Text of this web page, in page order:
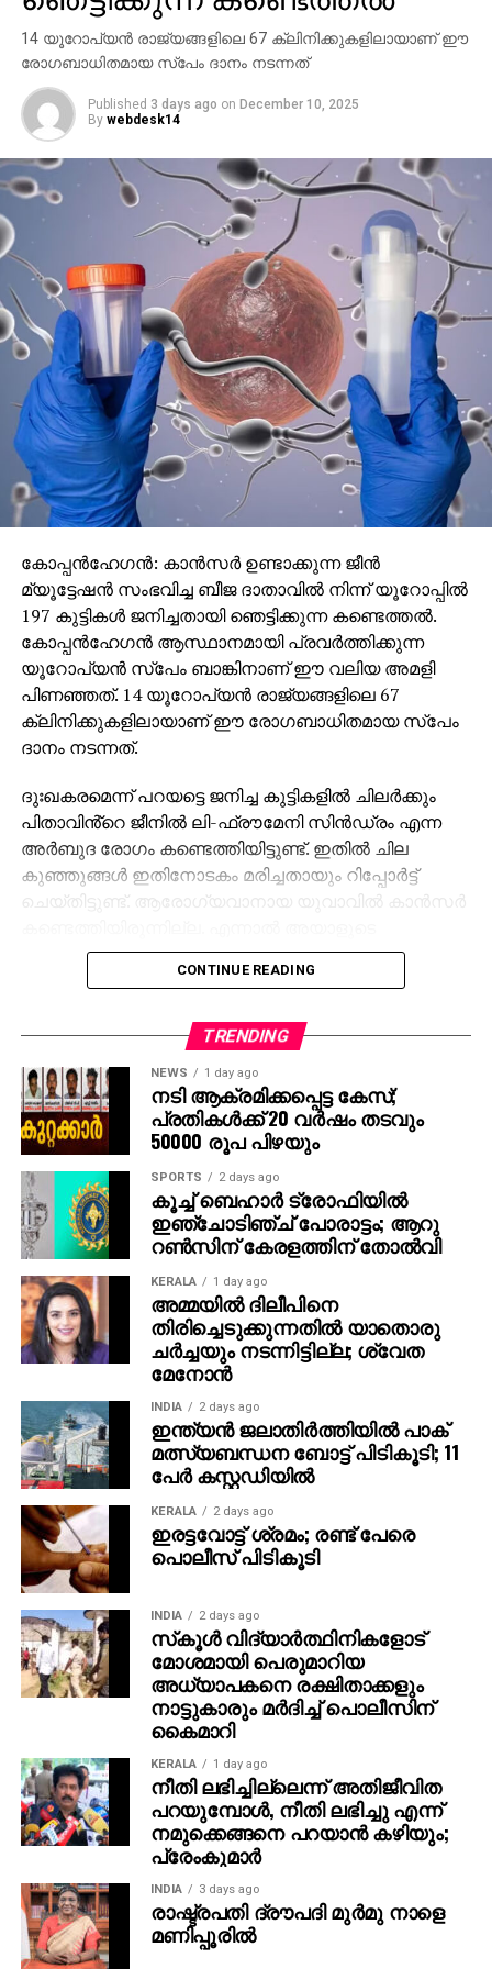
14 യൂറോപ്യൻ രാജ്യങ്ങളിലെ 67 ക്ലിനിക്കുകളിലായാണ് ഈ
രോഗബാധിതമായ സ്പേം ദാനം നടന്നത്
Published 3 days ago on December 10, 2025
By webdesk14
കോപ്പൻഹേഗൻ: കാൻസർ ഉണ്ടാക്കുന്ന ജീൻ
മ്യൂട്ടേഷൻ സംഭവിച്ച ബീജ ദാതാവിൽ നിന്ന് യൂറോപ്പിൽ
197 കുട്ടികൾ ജനിച്ചതായി ഞെട്ടിക്കുന്ന കണ്ടെത്തൽ.
കോപ്പൻഹേഗൻ ആസ്ഥാനമായി പ്രവർത്തിക്കുന്ന
യൂറോപ്യൻ സ്പേം ബാങ്കിനാണ് ഈ വലിയ അമളി
പിണഞ്ഞത്. 14 യൂറോപ്യൻ രാജ്യങ്ങളിലെ 67
ക്ലിനിക്കുകളിലായാണ് ഈ രോഗബാധിതമായ സ്പേം
ദാനം നടന്നത്.
ദുഃഖകരമെന്ന് പറയട്ടെ ജനിച്ച കുട്ടികളിൽ ചിലർക്കും
പിതാവിൻ്റെ ജീനിൽ ലി-ഫ്രൗമേനി സിൻഡ്രം എന്ന
അർബുദ രോഗം കണ്ടെത്തിയിട്ടുണ്ട്. ഇതിൽ ചില
കുഞ്ഞുങ്ങൾ ഇതിനോടകം മരിച്ചതായും റിപ്പോർട്ട്
ചെയ്തിട്ടുണ്ട്. ആരോഗ്യവാനായ യുവാവിൽ കാൻസർ
കോശത്തിൽ ജനിതകപരമായി കാൻസർ ഉണ്ടാകുന്ന
ജനിതക വ്യതിയാനം മുൻകൂട്ടി കണ്ടെത്താനാകാത്തത്
വീഴ്ചയാണ്.
സ്പേം ദാതാവിൽ നിന്നും ബീജം സ്വീകരിക്കുമ്പോൾ
നടത്തുന്ന സാധാരണ ജനിതക പരിശോധനകളിൽ
കണ്ടെത്താനാകാത്ത അസുഖമാണിതെന്നാണ്
വിലയിരുത്തൽ. ബിബിസി ഉൾപ്പെടെയുള്ള 14
പൊതുമേഖലാ ചാനലുകൾ യൂറോപ്യൻ സ്പേം
ബാങ്കുമായി സംയുക്തമായി നടത്തിയ
അന്വേഷണത്തിലാണ് ഈ ഞെട്ടിക്കുന്ന സംഭവം
വെളിച്ചത്ത് വന്നത്.
2005ൽ വിദ്യാർഥിയായിരിക്കെ ബീജ ദാനം ചെയ്യാൻ
തുടങ്ങിയ അജ്ഞാതനായ ഒരു ദാതാവിൽ നിന്നാണ് 20
ശതമാനം വരെ കാൻസർ ബാധിതമായ ബീജം നിരവധി
വർഷത്തിനിടയിൽ നിരവധി പേർക്ക് കുട്ടികളുണ്ടാകാൻ
രോഗിയായ ഈ യുവാവിൻ്റെ ബീജം
ഉപയോഗിച്ചിരുന്നു. ആരോഗ്യവാനായ യുവാവ്
സ്‌ക്രീനിംഗ് ടെസ്റ്റുകൾ വിജയിച്ചിരുന്നു.
ജനനത്തിനു മുമ്പ് അദ്ദേഹത്തിൻ്റെ ചില കോശങ്ങളിൽ
ഒരു മ്യൂട്ടേഷൻ സംഭവിച്ചിരുന്നു. അസാധാരണമായ
കോശ വളർച്ച നിയന്ത്രിക്കുന്നതിലൂടെ കാൻസർ
വികസിക്കുന്നതിൽ നിന്ന് ശരീരത്തെ സംരക്ഷിക്കാൻ
സഹായിക്കുന്ന ഒരു സുപ്രധാന ജീൻ ആയ ടിപി53
എന്ന ജീനിനെ ഈ മ്യൂട്ടേഷൻ ബാധിച്ചു.
അയാളുടെ ശരീരത്തിൽ മറ്റെവിടെയും മ്യൂട്ടേഷൻ
ചെയ്യപ്പെട്ട ടിപി53 ജീൻ സാന്നിധ്യം
ഉണ്ടായിരുന്നില്ലെങ്കിലും, അയാളുടെ ബീജത്തിൽ 20%
വരെ മ്യൂട്ടേഷൻ സംഭവിച്ച ജീനുകൾ ഉണ്ടായിരുന്നു.
ഈ ബാധിച്ച ബീജങ്ങളിൽ ഒന്നിൽ നിന്നാണ് ഒരു കുട്ടി
ഗർഭം ധരിക്കുന്നതെങ്കിൽ ആ കുട്ടിയുടെ ശരീരത്തിലെ
എല്ലാ കോശങ്ങളിലും മ്യൂട്ടേഷൻ സംഭവിക്കാം.
ഇത് കുഞ്ഞുങ്ങളിൽ അർബുദങ്ങൾക്കുള്ള സാധ്യത
CONTINUE READING
TRENDING
NEWS 1 day ago
നടി ആക്രമിക്കപ്പെട്ട കേസ്;
പ്രതികള്‍ക്ക് 20 വര്‍ഷം തടവും
50000 രൂപ പിഴയും
SPORTS 2 days ago
കൂച്ച് ബെഹാര്‍ ട്രോഫിയില്‍
ഇഞ്ചോടിഞ്ച് പോരാട്ടം; ആറു
റണ്‍സിന് കേരളത്തിന് തോല്‍വി
KERALA 1 day ago
അമ്മയില്‍ ദിലീപിനെ
തിരിച്ചെടുക്കുന്നതില്‍ യാതൊരു
ചര്‍ച്ചയും നടന്നിട്ടില്ല; ശ്വേത
മേനോന്‍
INDIA 2 days ago
ഇന്ത്യന്‍ ജലാതിര്‍ത്തിയില്‍ പാക്
മത്സ്യബന്ധന ബോട്ട് പിടികൂടി; 11
പേര്‍ കസ്റ്റഡിയില്‍
KERALA 2 days ago
ഇരട്ടവോട്ട് ശ്രമം; രണ്ട് പേരെ
പൊലീസ് പിടികൂടി
INDIA 2 days ago
സ്‌കൂള്‍ വിദ്യാര്‍ത്ഥിനികളോട്
മോശമായി പെരുമാറിയ
അധ്യാപകനെ രക്ഷിതാക്കളും
നാട്ടുകാരും മര്‍ദിച്ച് പൊലീസിന്
കൈമാറി
KERALA 1 day ago
നീതി ലഭിച്ചില്ലെന്ന് അതിജീവിത
പറയുമ്പോള്‍, നീതി ലഭിച്ചു എന്ന്
നമുക്കെങ്ങനെ പറയാന്‍ കഴിയും;
പ്രേംകുമാര്‍
INDIA 3 days ago
രാഷ്ട്രപതി ദ്രൗപദി മുർമു നാളെ
മണിപ്പൂരിൽ